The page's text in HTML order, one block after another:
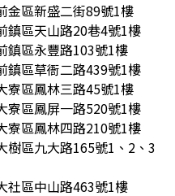
金區新盛二街89號1樓
鎮區天山路20巷4號1樓
鎮區永豐路103號1樓
鎮區草衙二路439號1樓
寮區鳳林三路45號1樓
寮區鳳屏一路520號1樓
寮區鳳林四路210號1樓
樹區九大路165號1、2、3
社區中山路463號1樓